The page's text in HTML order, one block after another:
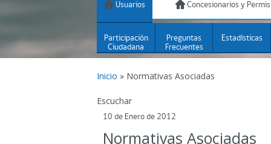
Usuarios Concesionarios y
Participación
Ciudadana
Preguntas
Frecuentes
Estadísticas
Inicio » Normativas Asociadas
Escuchar
10 de Enero de 2012
Normativas Asociadas